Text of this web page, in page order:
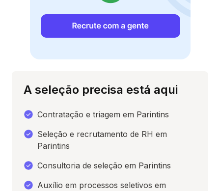
A seleção precisa está aqui
Contratação e triagem em Parintins
Seleção e recrutamento de RH em
Parintins
Consultoria de seleção em Parintins
Auxílio em processos seletivos em